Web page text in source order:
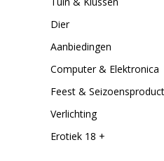
Dier
Aanbiedingen
Computer & Elektronica
Feest &
Verlichting
Erotiek 18 +